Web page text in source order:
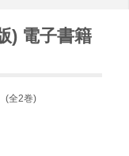
) 電子書籍
(全2巻)